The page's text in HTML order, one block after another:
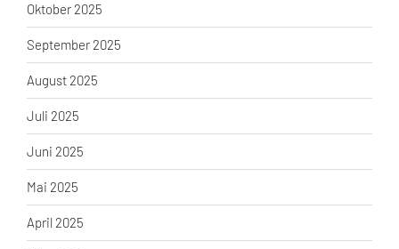
Oktober 2025
September 2025
August 2025
Juli 2025
Juni 2025
Mai 2025
April 2025